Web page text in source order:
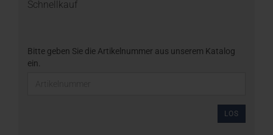
Schnellkauf
Bitte geben Sie die Artikelnummer aus unserem Katalog
ein.
LOS